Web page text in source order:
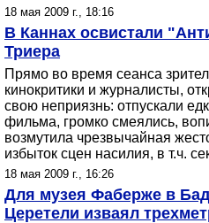
18 мая 2009 г., 18:16
В Каннах освистали
Триера
Прямо во время сеанса
кинокритики и журналисты,
свою неприязнь: отпускали
фильма, громко смеялись,
возмутила чрезвычайная
избыток сцен насилия, в т.ч.
18 мая 2009 г., 16:26
Для музея Фаберже в
Церетели изваял